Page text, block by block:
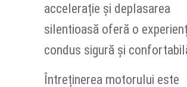
accelerație și deplasarea
silentioasă oferă o
condus sigură și
Întreținerea motorului este